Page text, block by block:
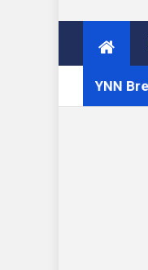
YNN
WordPress 7.1 RC,